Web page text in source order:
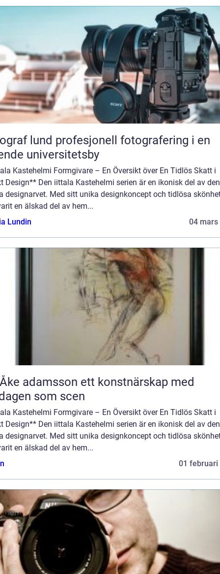
profesjonell fotografering i en
universitetsby
Kastehelmi Formgivare – En Översikt över En Tidlös Skatt i
Design** Den iittala Kastehelmi serien är en ikonisk del av den
designarvet. Med sitt unika designkoncept och tidlösa
en älskad del av hem...
Lundin
04 mars
ett konstnärskap med
som scen
Kastehelmi Formgivare – En Översikt över En Tidlös Skatt i
Design** Den iittala Kastehelmi serien är en ikonisk del av den
designarvet. Med sitt unika designkoncept och tidlösa
en älskad del av hem...
01 februari